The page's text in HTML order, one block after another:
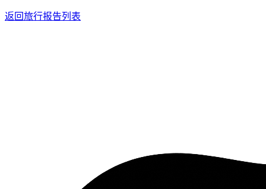
返回旅行报告列表